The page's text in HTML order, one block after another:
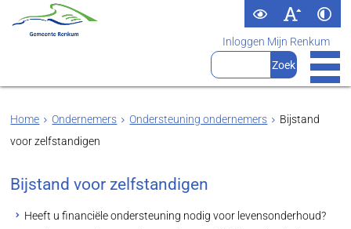
Inloggen Mijn Renkum
Home Ondernemers Ondersteuning ondernemers
Bijstand
voor zelfstandigen
Bijstand voor zelfstandigen
Heeft u financiële ondersteuning nodig voor levensonderhoud?